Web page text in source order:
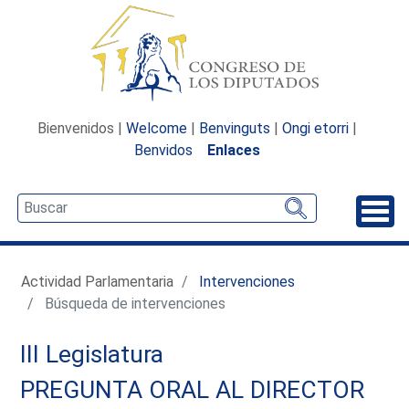
Bienvenidos | Welcome | Benvinguts | Ongi etorri |
Benvidos
Enlaces
Actividad Parlamentaria
Intervenciones
Búsqueda de intervenciones
III Legislatura
PREGUNTA ORAL AL DIRECTOR